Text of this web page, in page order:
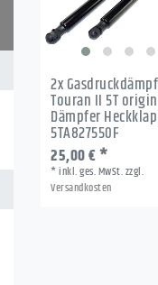
2x
Touran II 5T
Dämpfer
5TA827550F
25,00 € *
*inkl. ges. MwSt.zzgl.
Versandkosten